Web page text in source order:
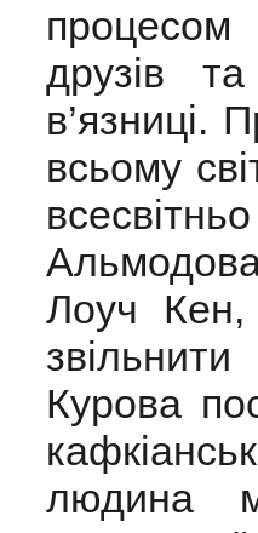
процесом
друзів
в’язниці.
всьому
Лоуч
Курова
людина